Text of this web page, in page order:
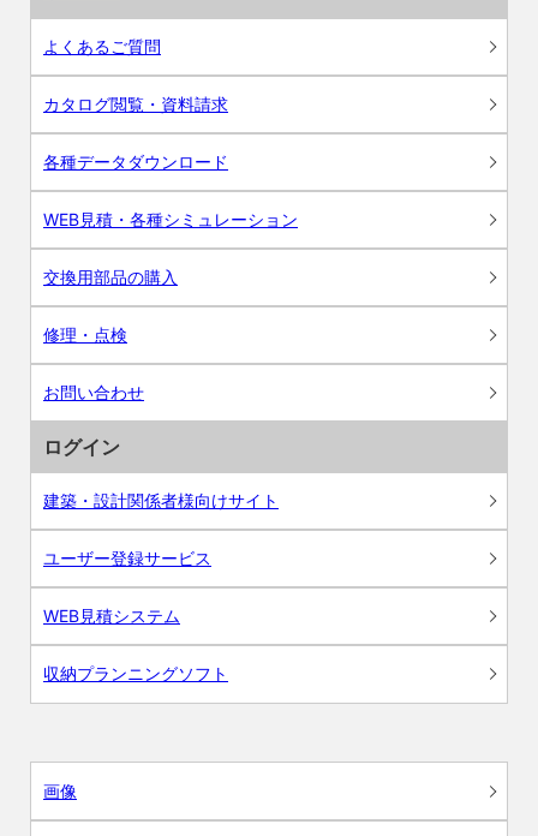
よくあるご質問
カタログ閲覧・資料請求
各種データダウンロード
WEB見積・各種シミュレーション
交換用部品の購入
修理・点検
お問い合わせ
ログイン
建築・設計関係者様向けサイト
ユーザー登録サービス
WEB見積システム
収納プランニングソフト
画像